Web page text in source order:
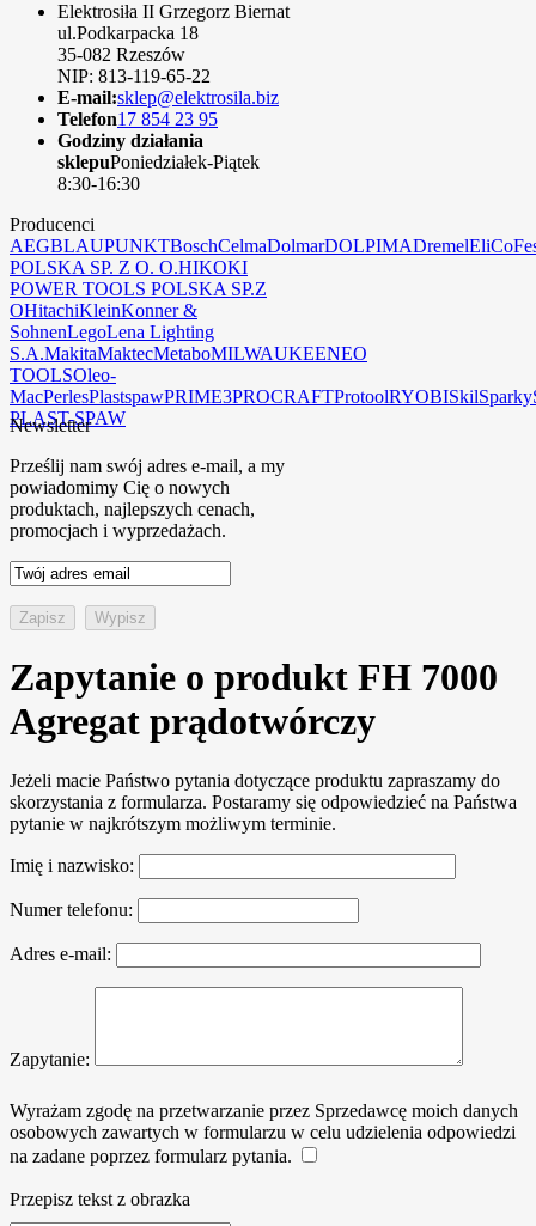
Elektrosiła II Grzegorz Biernat
ul.Podkarpacka 18
35-082 Rzeszów
NIP: 813-119-65-22
E-mail:sklep@elektrosila.biz
Telefon17 854 23 95
Godziny działania
sklepuPoniedziałek-Piątek
8:30-16:30
Producenci
AEGBLAUPUNKTBoschCelmaDolmarDOLPIMADremelEliCo
POLSKA SP. Z O. O.HIKOKI
POWER TOOLS POLSKA SP.Z
OHitachiKleinKonner &
SohnenLegoLena Lighting
S.A.MakitaMaktecMetaboMILWAUKEENEO
TOOLSOleo-
MacPerlesPlastspawPRIME3PROCRAFTProtoolRYOBISkilSparky
PLAST-SPAW
Newsletter
Prześlij nam swój adres e-mail, a my
powiadomimy Cię o nowych
produktach, najlepszych cenach,
promocjach i wyprzedażach.
Zapytanie o produkt FH 7000
Agregat prądotwórczy
Jeżeli macie Państwo pytania dotyczące produktu zapraszamy do
skorzystania z formularza. Postaramy się odpowiedzieć na Państwa
pytanie w najkrótszym możliwym terminie.
Imię i nazwisko:
Numer telefonu:
Adres e-mail:
Zapytanie:
Wyrażam zgodę na przetwarzanie przez Sprzedawcę moich danych
osobowych zawartych w formularzu w celu udzielenia odpowiedzi
na zadane poprzez formularz pytania.
Przepisz tekst z obrazka